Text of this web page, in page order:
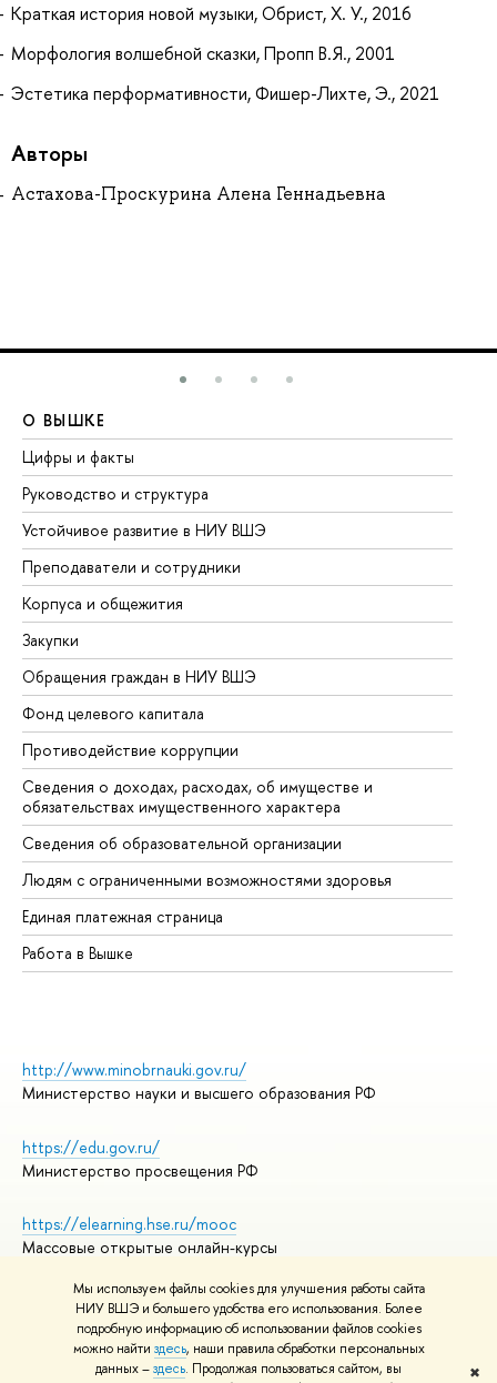
Мы используем файлы cookies для улучшения работы сайта
НИУ ВШЭ и большего удобства его использования. Более
подробную информацию об использовании файлов cookies
можно найти здесь, наши правила обработки персональных
данных –здесь. Продолжая пользоваться сайтом, вы
✖
Краткая история новой музыки, Обрист, Х. У., 2016
Морфология волшебной сказки, Пропп В.Я., 2001
Эстетика перформативности, Фишер-Лихте, Э., 2021
Авторы
Астахова-Проскурина Алена Геннадьевна
О ВЫШКЕ
Цифры и факты
Руководство и структура
Устойчивое развитие в НИУ ВШЭ
Преподаватели и сотрудники
Корпуса и общежития
Закупки
Обращения граждан в НИУ ВШЭ
Фонд целевого капитала
Противодействие коррупции
Сведения о доходах, расходах, об имуществе и
обязательствах имущественного характера
Сведения об образовательной организации
Людям с ограниченными возможностями здоровья
Единая платежная страница
Работа в Вышке
http://www.minobrnauki.gov.ru/
Министерство науки и высшего образования РФ
https://edu.gov.ru/
Министерство просвещения РФ
https://elearning.hse.ru/mooc
Массовые открытые онлайн-курсы
© НИУ ВШЭ 1993–2026
Адреса и контакты
Условия использования материалов